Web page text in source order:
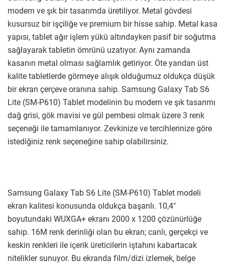
modern ve şık bir tasarımda üretiliyor. Metal gövdesi
kusursuz bir işçiliğe ve premium bir hisse sahip. Metal kasa
yapısı, tablet ağır işlem yükü altındayken pasif bir soğutma
sağlayarak tabletin ömrünü uzatıyor. Aynı zamanda
kasanın metal olması sağlamlık getiriyor. Öte yandan üst
kalite tabletlerde görmeye alışık olduğumuz oldukça düşük
bir ekran çerçeve oranına sahip. Samsung Galaxy Tab S6
Lite (SM-P610) Tablet modelinin bu modern ve şık tasarımı
dağ grisi, gök mavisi ve gül pembesi olmak üzere 3 renk
seçeneği ile tamamlanıyor. Zevkinize ve tercihlerinize göre
istediğiniz renk seçeneğine sahip olabilirsiniz.
Samsung Galaxy Tab S6 Lite (SM-P610) Tablet modeli
ekran kalitesi konusunda oldukça başarılı. 10,4″
boyutundaki WUXGA+ ekranı 2000 x 1200 çözünürlüğe
sahip. 16M renk derinliği olan bu ekran; canlı, gerçekçi ve
keskin renkleri ile içerik üreticilerin iştahını kabartacak
nitelikler sunuyor. Bu ekranda film/dizi izlemek, belge